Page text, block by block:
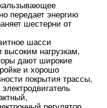
передает энергию
шестерни от
шасси
высоким нагрузкам,
дают широкие
и хорошо
покрытия трассы,